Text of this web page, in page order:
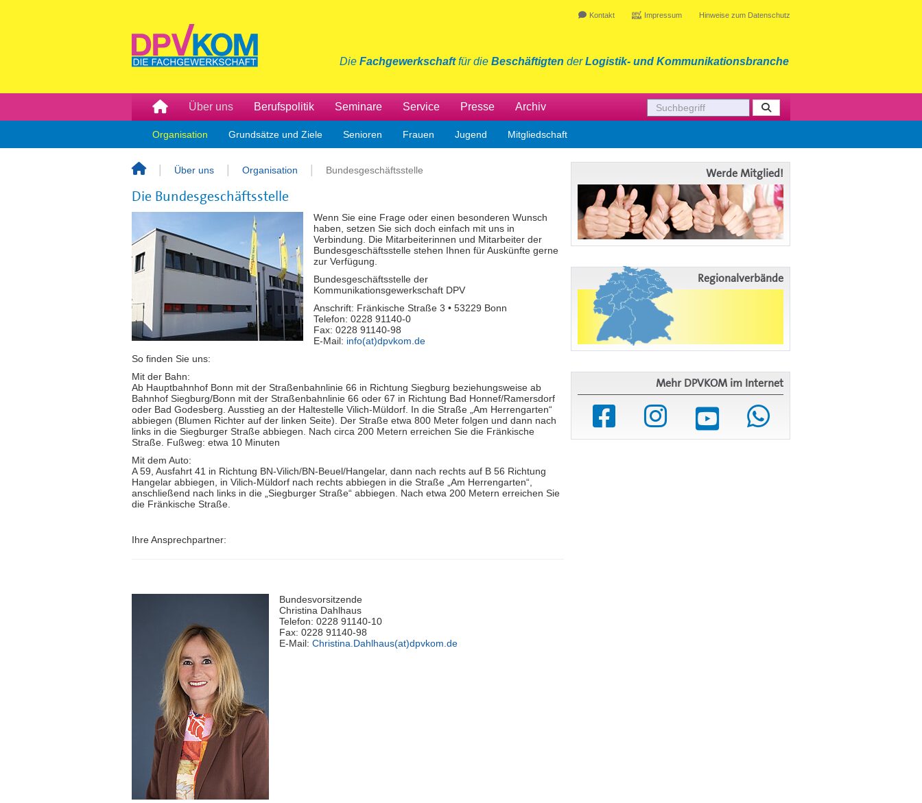
Kontakt Impressum Hinweise zum Datenschutz
Die Fachgewerkschaftfür die Beschäftigten derLogistik- und Kommunikationsbranche
Über uns Berufspolitik Seminare Service Presse Archiv
Organisation Grundsätze und Ziele Senioren Frauen Jugend Mitgliedschaft
Über uns Organisation Bundesgeschäftsstelle
Die Bundesgeschäftsstelle
Wenn Sie eine Frage oder einen besonderen Wunsch
haben, setzen Sie sich doch einfach mit uns in
Verbindung. Die Mitarbeiterinnen und Mitarbeiter der
Bundesgeschäftsstelle stehen Ihnen für Auskünfte gerne
zur Verfügung.
Bundesgeschäftsstelle der
Kommunikationsgewerkschaft DPV
Anschrift: Fränkische Straße 3 • 53229 Bonn
Telefon: 0228 91140-0
Fax: 0228 91140-98
E-Mail: info(at)dpvkom.de
So finden Sie uns:
Mit der Bahn:
Ab Hauptbahnhof Bonn mit der Straßenbahnlinie 66 in Richtung Siegburg beziehungsweise ab
Bahnhof Siegburg/Bonn mit der Straßenbahnlinie 66 oder 67 in Richtung Bad Honnef/Ramersdorf
oder Bad Godesberg. Ausstieg an der Haltestelle Vilich-Müldorf. In die Straße „Am Herrengarten“
abbiegen (Blumen Richter auf der linken Seite). Der Straße etwa 800 Meter folgen und dann nach
links in die Siegburger Straße abbiegen. Nach circa 200 Metern erreichen Sie die Fränkische
Straße. Fußweg: etwa 10 Minuten
Mit dem Auto:
A 59, Ausfahrt 41 in Richtung BN-Vilich/BN-Beuel/Hangelar, dann nach rechts auf B 56 Richtung
Hangelar abbiegen, in Vilich-Müldorf nach rechts abbiegen in die Straße „Am Herrengarten“,
anschließend nach links in die „Siegburger Straße“ abbiegen. Nach etwa 200 Metern erreichen Sie
die Fränkische Straße.
Ihre Ansprechpartner:
Bundesvorsitzende
Christina Dahlhaus
Telefon: 0228 91140-10
Fax: 0228 91140-98
E-Mail: Christina.Dahlhaus(at)dpvkom.de
Werde Mitglied!
Regionalverbände
Mehr DPVKOM im Internet